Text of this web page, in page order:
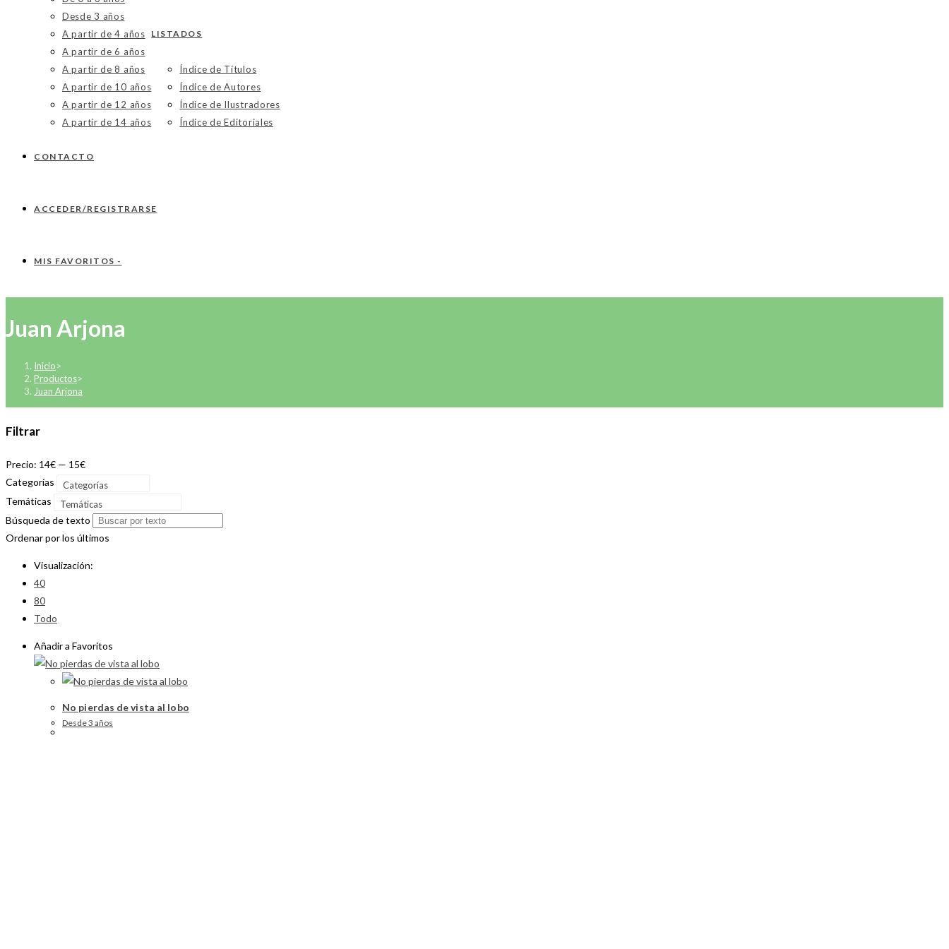
Desde 3 años
A partir de 4 años
A partir de 6 años
A partir de 8 años
A partir de 10 años
A partir de 12 años
A partir de 14 años
LISTADOS
Índice de Títulos
Índice de Autores
Índice de Ilustradores
Índice de Editoriales
CONTACTO
ACCEDER/REGISTRARSE
MIS FAVORITOS -
Juan Arjona
Inicio>
Productos>
Juan Arjona
Filtrar
Precio: 14€ — 15€
Categorías
Categorías
Temáticas Temáticas
Búsqueda de texto
Ordenar por los últimos
Visualización:
40
80
Todo
Añadir a Favoritos
No pierdas de vista al lobo
Desde 3 años